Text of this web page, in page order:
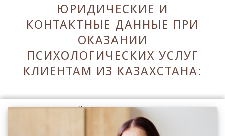
ЮРИДИЧЕСКИЕ И
КОНТАКТНЫЕ ДАННЫЕ ПРИ
ОКАЗАНИИ
ПСИХОЛОГИЧЕСКИХ УСЛУГ
КЛИЕНТАМ ИЗ КАЗАХСТАНА:
Оставаясь на сайте Вы принимаете его Правила.
Принять Правила и закрыть ✖